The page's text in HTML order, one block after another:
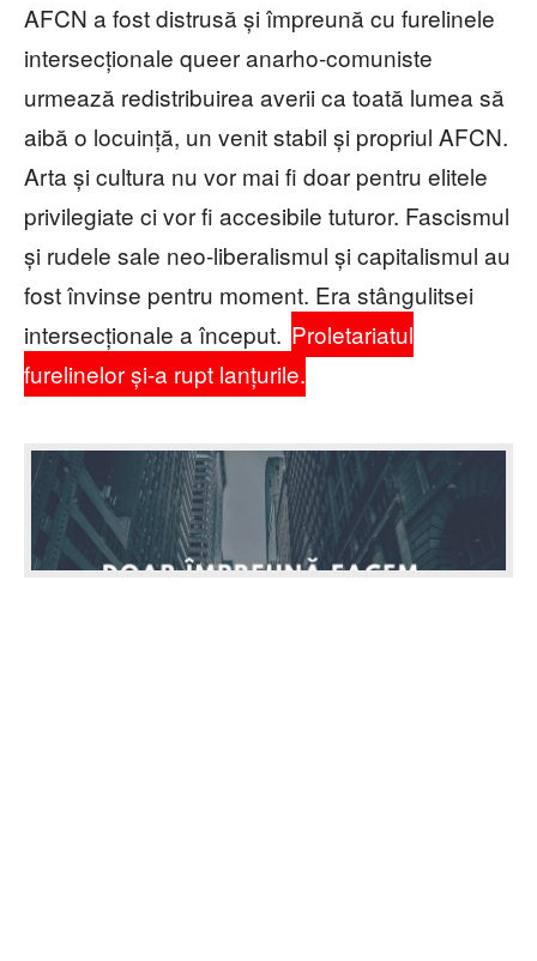
AFCN a fost distrusă și împreună cu furelinele
intersecționale queer anarho-comuniste
urmează redistribuirea averii ca toată lumea să
aibă o locuință, un venit stabil și propriul AFCN.
Arta și cultura nu vor mai fi doar pentru elitele
privilegiate ci vor fi accesibile tuturor. Fascismul
și rudele sale neo-liberalismul și capitalismul au
fost învinse pentru moment. Era stângulitsei
intersecționale a început. Proletariatul
furelinelor și-a rupt lanțurile.